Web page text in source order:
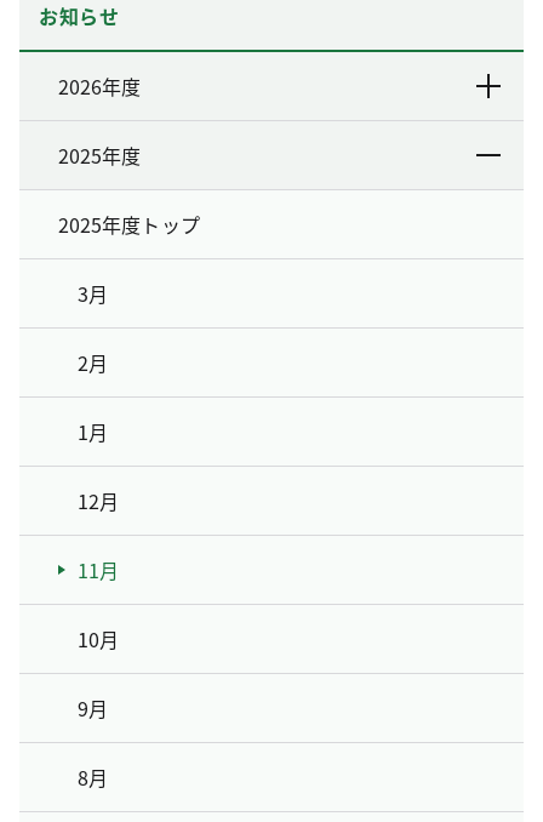
お知らせ
2026年度
2025年度
2025年度トップ
3月
2月
1月
12月
11月
10月
9月
8月